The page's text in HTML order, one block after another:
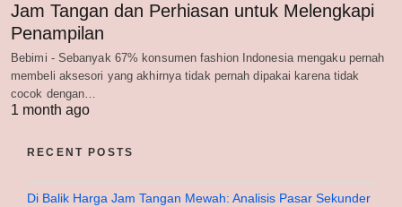
Jam Tangan dan Perhiasan untuk Melengkapi
Penampilan
Bebimi - Sebanyak 67% konsumen fashion Indonesia mengaku pernah
membeli aksesori yang akhirnya tidak pernah dipakai karena tidak
cocok dengan…
1 month ago
RECENT POSTS
Di Balik Harga Jam Tangan Mewah: Analisis Pasar Sekunder